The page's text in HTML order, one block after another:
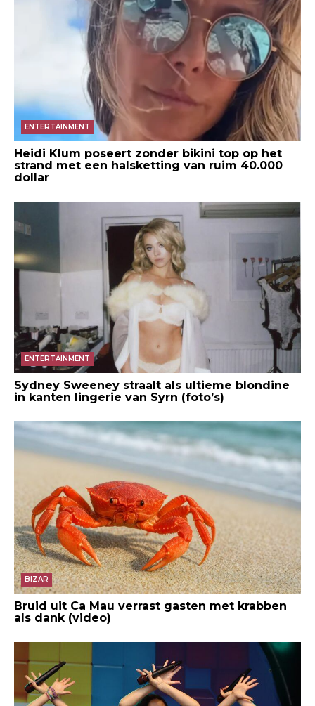
ENTERTAINMENT
Heidi Klum poseert zonder bikini top op het
strand met een halsketting van ruim 40.000
dollar
ENTERTAINMENT
Sydney Sweeney straalt als ultieme blondine
in kanten lingerie van Syrn (foto’s)
BIZAR
Bruid uit Ca Mau verrast gasten met krabben
als dank (video)